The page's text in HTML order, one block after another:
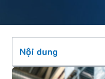
Nội dung